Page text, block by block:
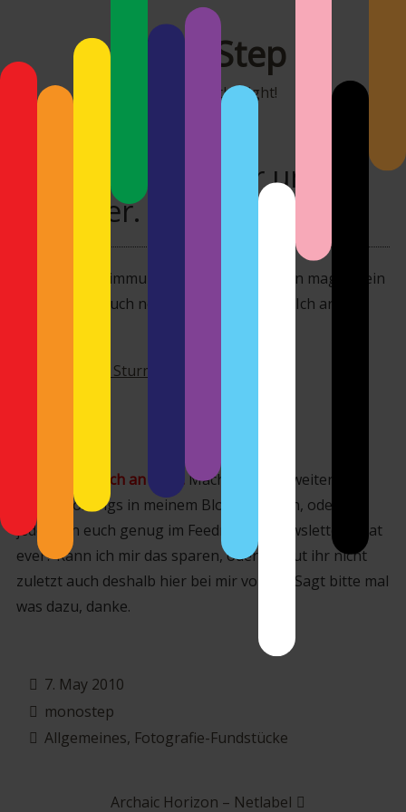
MonoStep
It's all about the light!
Gewitter, Gewitter und
Gewitter.
Ja, das sind Stimmungen, welche ich sehen mag. So ein
Foto gehört auch noch in mein Portfolio. Ich arbeite
Gewitter- und Sturm Fotografien
Eine Frage noch an euch:Macht es Sinn, weiterhin
solche Postings in meinem Blog zu haben, oder hat
jeder von euch genug im Feedreader/Newsletter what
ever? Kann ich mir das sparen, oder schaut ihr nicht
zuletzt auch deshalb hier bei mir vorbei? Sagt bitte mal
was dazu, danke.
7. May 2010
monostep
Allgemeines, Fotografie-Fundstücke
Archaic Horizon – Netlabel